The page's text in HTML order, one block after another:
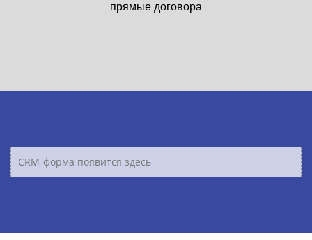
прямые договора
CRM-форма появится здесь